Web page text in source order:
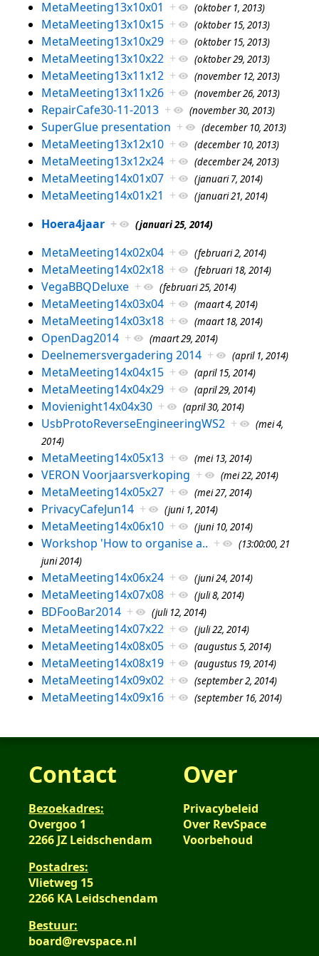
MetaMeeting13x10x01 + (oktober 1, 2013)
MetaMeeting13x10x15 + (oktober 15, 2013)
MetaMeeting13x10x29 + (oktober 15, 2013)
MetaMeeting13x10x22 + (oktober 29, 2013)
MetaMeeting13x11x12 + (november 12, 2013)
MetaMeeting13x11x26 + (november 26, 2013)
RepairCafe30-11-2013 + (november 30, 2013)
SuperGlue presentation + (december 10, 2013)
MetaMeeting13x12x10 + (december 10, 2013)
MetaMeeting13x12x24 + (december 24, 2013)
MetaMeeting14x01x07 + (januari 7, 2014)
MetaMeeting14x01x21 + (januari 21, 2014)
Hoera4jaar + (januari 25, 2014)
MetaMeeting14x02x04 + (februari 2, 2014)
MetaMeeting14x02x18 + (februari 18, 2014)
VegaBBQDeluxe + (februari 25, 2014)
MetaMeeting14x03x04 + (maart 4, 2014)
MetaMeeting14x03x18 + (maart 18, 2014)
OpenDag2014 + (maart 29, 2014)
Deelnemersvergadering 2014 + (april 1, 2014)
MetaMeeting14x04x15 + (april 15, 2014)
MetaMeeting14x04x29 + (april 29, 2014)
Movienight14x04x30 + (april 30, 2014)
UsbProtoReverseEngineeringWS2 +
(mei 4,
2014)
MetaMeeting14x05x13 + (mei 13, 2014)
VERON Voorjaarsverkoping + (mei 22, 2014)
MetaMeeting14x05x27 + (mei 27, 2014)
PrivacyCafeJun14 + (juni 1, 2014)
MetaMeeting14x06x10 + (juni 10, 2014)
Workshop 'How to organise a.. +
(13:00:00, 21
juni 2014)
MetaMeeting14x06x24 + (juni 24, 2014)
MetaMeeting14x07x08 + (juli 8, 2014)
BDFooBar2014 + (juli 12, 2014)
MetaMeeting14x07x22 + (juli 22, 2014)
MetaMeeting14x08x05 + (augustus 5, 2014)
MetaMeeting14x08x19 + (augustus 19, 2014)
MetaMeeting14x09x02 + (september 2, 2014)
MetaMeeting14x09x16 + (september 16, 2014)
Contact
Bezoekadres:
Overgoo 1
2266 JZ Leidschendam
Postadres:
Vlietweg 15
2266 KA Leidschendam
Bestuur:
board@revspace.nl
Over
Privacybeleid
Over RevSpace
Voorbehoud